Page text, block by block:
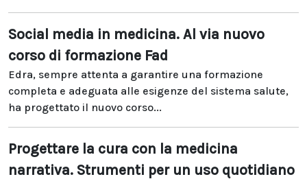
Social media in medicina. Al via nuovo
corso di formazione Fad
Edra, sempre attenta a garantire una formazione
completa e adeguata alle esigenze del sistema salute,
ha progettato il nuovo corso...
Progettare la cura con la medicina
narrativa. Strumenti per un uso quotidiano